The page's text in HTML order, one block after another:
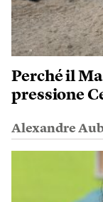
Perché il
pressione
Alexandre